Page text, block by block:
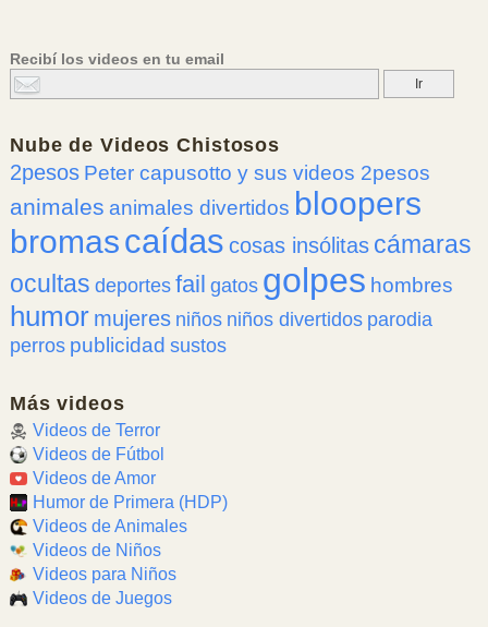
Recibí los videos en tu email
Nube deVideos Chistosos
2pesos Peter capusotto y sus videos 2pesos
animales animales divertidos bloopers
bromascaídas cosas insólitas cámaras
ocultas deportes fail gatos golpes hombres
humor mujeres niños niños divertidos parodia
perros publicidad sustos
Más videos
Videos de Terror
Videos de Fútbol
Videos de Amor
Humor de Primera (HDP)
Videos de Animales
Videos de Niños
Videos para Niños
Videos de Juegos